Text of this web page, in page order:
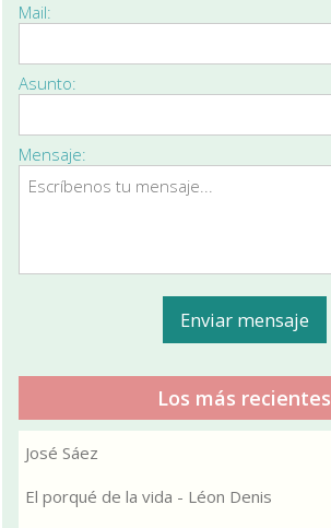
Mail:
Asunto:
Mensaje:
Los más recientes
José Sáez
El porqué de la vida - Léon Denis